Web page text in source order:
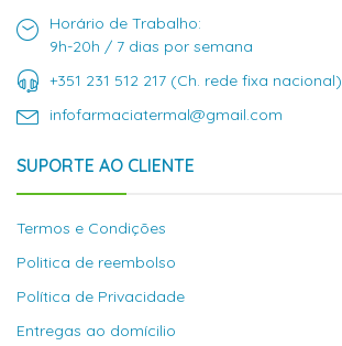
Horário de Trabalho:
9h-20h / 7 dias por semana
+351 231 512 217 (Ch. rede fixa nacional)
infofarmaciatermal@gmail.com
SUPORTE AO CLIENTE
Termos e Condições
Politica de reembolso
Política de Privacidade
Entregas ao domícilio